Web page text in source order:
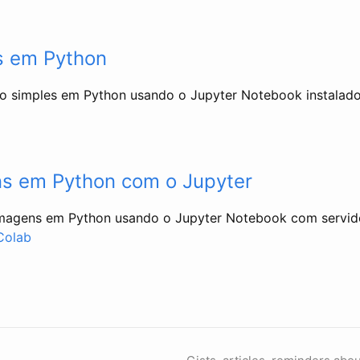
em Python
simples em Python usando o Jupyter Notebook
em Python com o Jupyter
em Python usando o Jupyter Notebook com